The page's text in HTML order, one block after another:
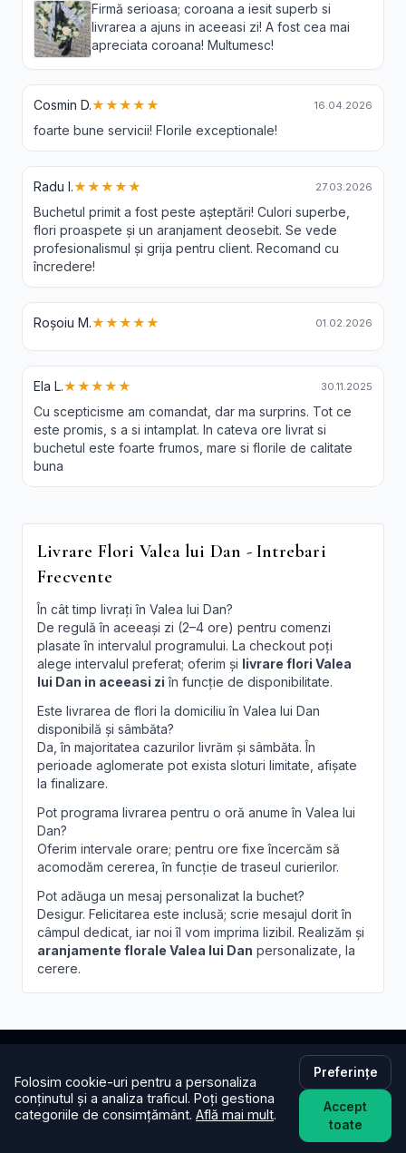
Firmă serioasa; coroana a iesit superb si
livrarea a ajuns in aceeasi zi! A fost cea mai
apreciata coroana! Multumesc!
Cosmin D.★★★★★ 16.04.2026
foarte bune servicii! Florile exceptionale!
Radu I.★★★★★ 27.03.2026
Buchetul primit a fost peste așteptări! Culori superbe,
flori proaspete și un aranjament deosebit. Se vede
profesionalismul și grija pentru client. Recomand cu
încredere!
Roșoiu M.★★★★★ 01.02.2026
Ela L.★★★★★ 30.11.2025
Cu scepticisme am comandat, dar ma surprins. Tot ce
este promis, s a si intamplat. In cateva ore livrat si
buchetul este foarte frumos, mare si florile de calitate
buna
Livrare Flori Valea lui Dan - Intrebari
Frecvente
În cât timp livrați în Valea lui Dan?
De regulă în aceeași zi (2–4 ore) pentru comenzi
plasate în intervalul programului. La checkout poți
alege intervalul preferat; oferim și livrare flori Valea
lui Dan in aceeasi zi în funcție de disponibilitate.
Este livrarea de flori la domiciliu în Valea lui Dan
disponibilă și sâmbăta?
Da, în majoritatea cazurilor livrăm și sâmbăta. În
perioade aglomerate pot exista sloturi limitate, afișate
la finalizare.
Pot programa livrarea pentru o oră anume în Valea lui
Dan?
Oferim intervale orare; pentru ore fixe încercăm să
acomodăm cererea, în funcție de traseul curierilor.
Pot adăuga un mesaj personalizat la buchet?
Desigur. Felicitarea este inclusă; scrie mesajul dorit în
câmpul dedicat, iar noi îl vom imprima lizibil. Realizăm și
aranjamente florale Valea lui Dan personalizate, la
cerere.
Brandusa.ro
Buchete cu emoție, aranjamente cu suflet. Comandă
online flori cu livrare în aceeași zi în toată țara.
Folosim cookie-uri pentru a personaliza
conținutul și a analiza traficul. Poți gestiona
categoriile de consimțământ. Află mai mult.
Preferințe
Accept
toate